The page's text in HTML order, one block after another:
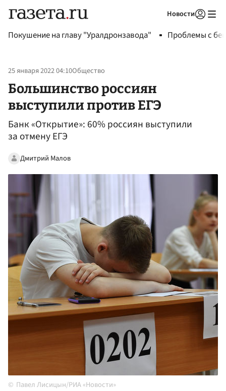
Новости
Покушение на главу "Уралдронзавода" Проблемы с
25 января 2022 04:10Общество
Большинство россиян
выступили против ЕГЭ
Банк «Открытие»: 60% россиян выступили
за отмену ЕГЭ
Дмитрий Малов
Павел Лисицын/РИА «Новости»